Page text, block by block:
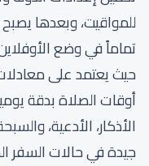
للمواقيت، وبعدها
تماماً في وضع
حيث يعتمد على
أوقات الصلاة بدقة
الأذكار، الأدعية،
جيدة في حالات السفر